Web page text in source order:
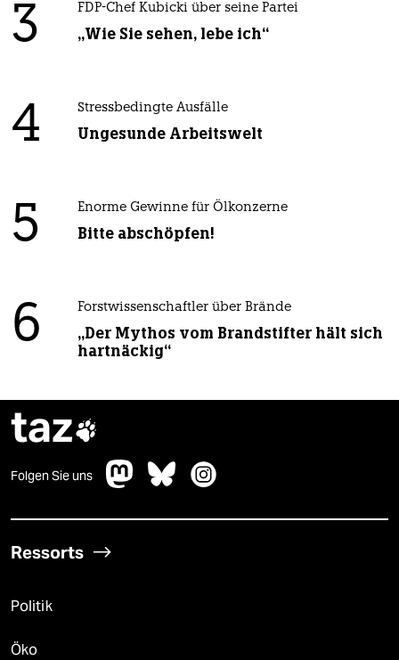
3 FDP-Chef Kubicki über seine Partei
„Wie Sie sehen, lebe ich“
4 Stressbedingte Ausfälle
Ungesunde Arbeitswelt
5 Enorme Gewinne für Ölkonzerne
Bitte abschöpfen!
6 Forstwissenschaftler über Brände
„Der Mythos vom Brandstifter hält sich
hartnäckig“
taz
Folgen Sie uns
Ressorts
Politik
Öko